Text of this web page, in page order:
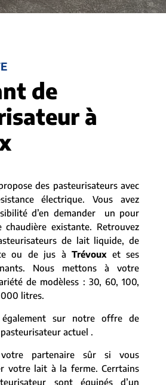
de
à
des pasteurisateurs avec
électrique. Vous avez
d’en demander un pour
chaudière existante. Retrouvez
de lait liquide, de
ou de jus àTrévoux et ses
Nous mettons à votre
de modèless : 30, 60, 100,
litres.
également sur notre offre de
actuel .
partenaire sûr si vous
votre lait à la ferme. Cerrtains
sont équipés d’un